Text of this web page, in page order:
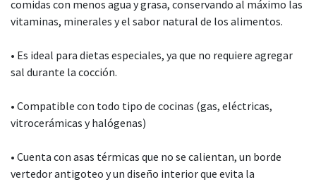
comidas con menos agua y grasa, conservando al máximo las
vitaminas, minerales y el sabor natural de los alimentos.
• Es ideal para dietas especiales, ya que no requiere agregar
sal durante la cocción.
• Compatible con todo tipo de cocinas (gas, eléctricas,
vitrocerámicas y halógenas)
• Cuenta con asas térmicas que no se calientan, un borde
vertedor antigoteo y un diseño interior que evita la